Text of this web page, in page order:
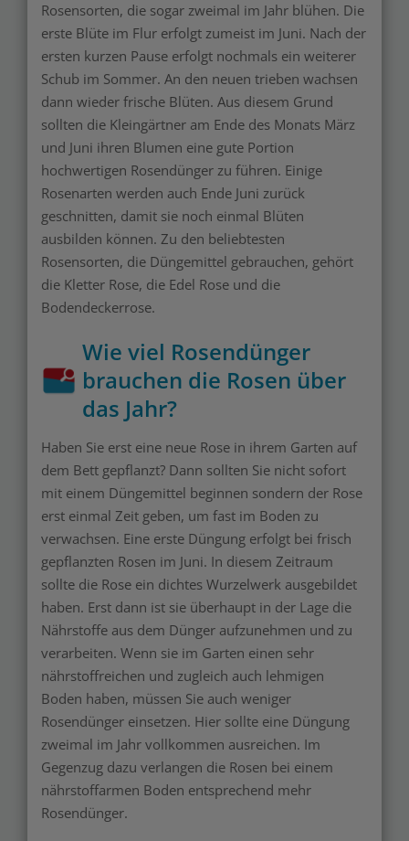
Rosensorten, die sogar zweimal im Jahr blühen. Die
erste Blüte im Flur erfolgt zumeist im Juni. Nach der
ersten kurzen Pause erfolgt nochmals ein weiterer
Schub im Sommer. An den neuen trieben wachsen
dann wieder frische Blüten. Aus diesem Grund
sollten die Kleingärtner am Ende des Monats März
und Juni ihren Blumen eine gute Portion
hochwertigen Rosendünger zu führen. Einige
Rosenarten werden auch Ende Juni zurück
geschnitten, damit sie noch einmal Blüten
ausbilden können. Zu den beliebtesten
Rosensorten, die Düngemittel gebrauchen, gehört
die Kletter Rose, die Edel Rose und die
Bodendeckerrose.
Wie viel Rosendünger
brauchen die Rosen über
das Jahr?
Haben Sie erst eine neue Rose in ihrem Garten auf
dem Bett gepflanzt? Dann sollten Sie nicht sofort
mit einem Düngemittel beginnen sondern der Rose
erst einmal Zeit geben, um fast im Boden zu
verwachsen. Eine erste Düngung erfolgt bei frisch
gepflanzten Rosen im Juni. In diesem Zeitraum
sollte die Rose ein dichtes Wurzelwerk ausgebildet
haben. Erst dann ist sie überhaupt in der Lage die
Nährstoffe aus dem Dünger aufzunehmen und zu
verarbeiten. Wenn sie im Garten einen sehr
nährstoffreichen und zugleich auch lehmigen
Boden haben, müssen Sie auch weniger
Rosendünger einsetzen. Hier sollte eine Düngung
zweimal im Jahr vollkommen ausreichen. Im
Gegenzug dazu verlangen die Rosen bei einem
nährstoffarmen Boden entsprechend mehr
Rosendünger.